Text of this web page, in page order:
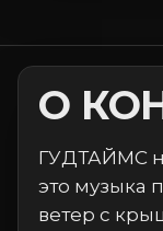
О
ГУДТАЙМС
это музыка
ветер с